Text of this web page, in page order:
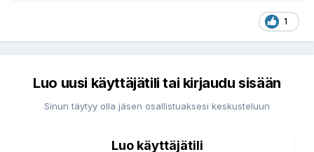
1
Luo uusi käyttäjätili tai kirjaudu sisään
Sinun täytyy olla jäsen osallistuaksesi keskusteluun
Luo käyttäjätili